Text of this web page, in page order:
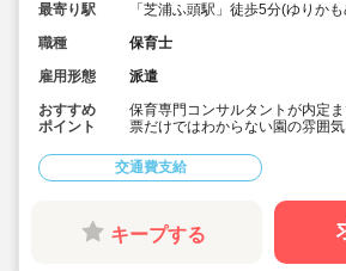
最寄り駅
「芝浦ふ頭駅」徒歩5分(ゆりか
職種
保育士
雇用形態
派遣
おすすめ
ポイント
保育専門コンサルタントが内定
票だけではわからない園の雰囲
■毎年キララサポートからご紹介
人なんで安心して就業できます♪
■近くには埠頭公園、プラタナス
公園があり四季折々の自然を感
とができます♪
■担任サポート業務と担任業務と
交通費支給
キープする